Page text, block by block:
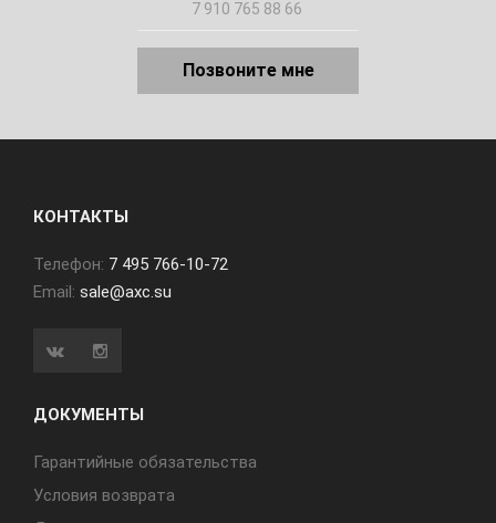
Позвоните мне
КОНТАКТЫ
Телефон: 7 495 766-10-72
Email: sale@axc.su
ДОКУМЕНТЫ
Гарантийные обязательства
Условия возврата